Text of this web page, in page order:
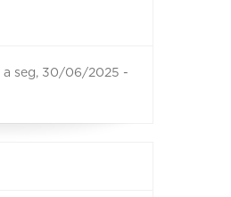
a seg, 30/06/2025 -